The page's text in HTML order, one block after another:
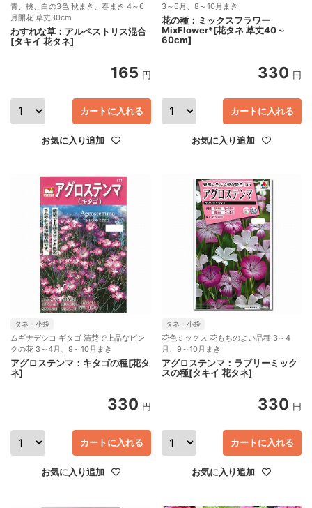
青、桃、白の3色 秋まき、春まき 4～6
月開花 草丈30cm
わすれな草：アルペストリス混合
[タキイ 花タネ]
165 円
お気に入り追加
カートに入れる
3～6月、8～10月まき
花の種：ミックスフラワー
MixFlower*[花タネ 草丈40～
60cm]
330 円
お気に入り追加
カートに入れる
タネ・小袋
ムギナデシコ ギタゴ 清楚で上品なピン
クの花 3～4月、9～10月まき
アグロステンマ：キタゴの種[花タ
ネ]
330 円
お気に入り追加
カートに入れる
タネ・小袋
花色ミックス 花もちのよい品種 3～4
月、9～10月まき
アグロステンマ：ラブリーミック
スの種[タキイ 花タネ]
330 円
お気に入り追加
カートに入れる